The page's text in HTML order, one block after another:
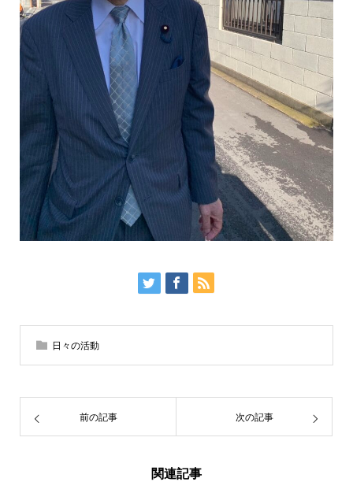
日々の活動
前の記事 次の記事
関連記事